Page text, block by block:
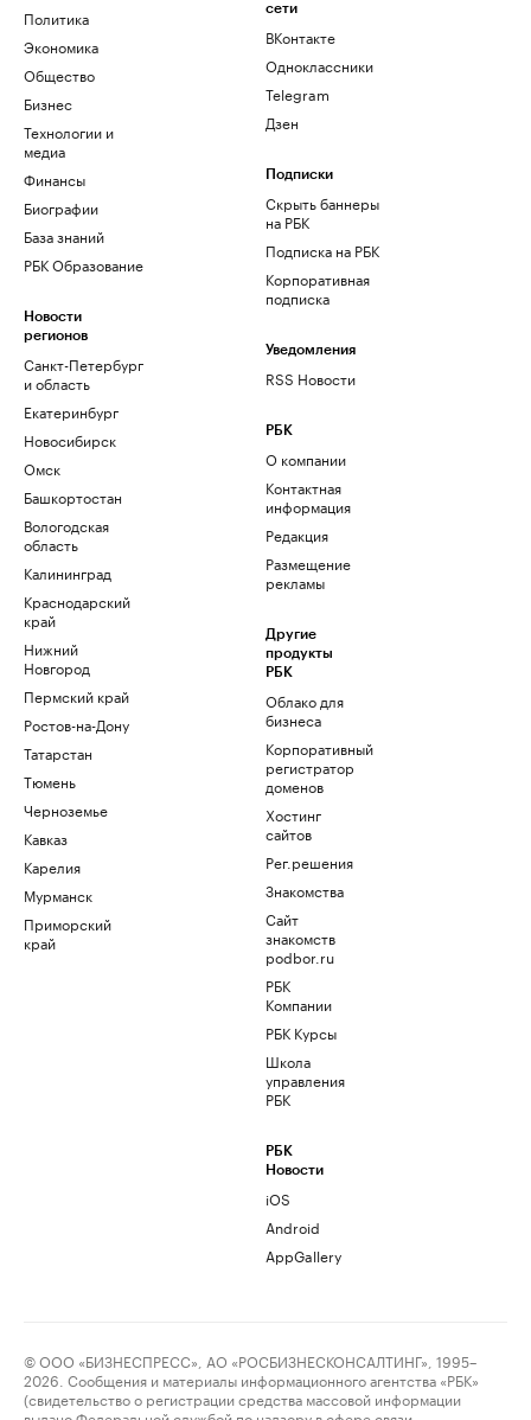
Политика
Экономика
Общество
Бизнес
Технологии и
медиа
Финансы
Биографии
База знаний
РБК Образование
Новости
регионов
Санкт-Петербург
и область
Екатеринбург
Новосибирск
Омск
Башкортостан
Вологодская
область
Калининград
Краснодарский
край
Нижний
Новгород
Пермский край
Ростов-на-Дону
Татарстан
Тюмень
Черноземье
Кавказ
Карелия
Мурманск
Приморский
край
сети
ВКонтакте
Одноклассники
Telegram
Дзен
Подписки
Скрыть баннеры
на РБК
Подписка на РБК
Корпоративная
подписка
Уведомления
RSS Новости
РБК
О компании
Контактная
информация
Редакция
Размещение
рекламы
Другие
продукты
РБК
Облако для
бизнеса
Корпоративный
регистратор
доменов
Хостинг
сайтов
Рег.решения
Знакомства
Сайт
знакомств
podbor.ru
РБК
Компании
РБК Курсы
Школа
управления
РБК
РБК
Новости
iOS
Android
AppGallery
© ООО «БИЗНЕСПРЕСС», АО «РОСБИЗНЕСКОНСАЛТИНГ», 1995–
2026. Сообщения и материалы информационного агентства «РБК»
(свидетельство о регистрации средства массовой информации